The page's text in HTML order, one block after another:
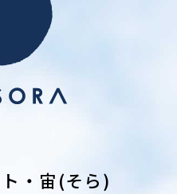
・宙(そら)